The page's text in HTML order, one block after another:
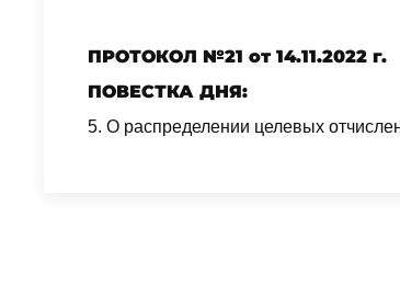
ПРОТОКОЛ №21 от 14.11.2022 г.
ПОВЕСТКА ДНЯ:
5. О распределении целевых